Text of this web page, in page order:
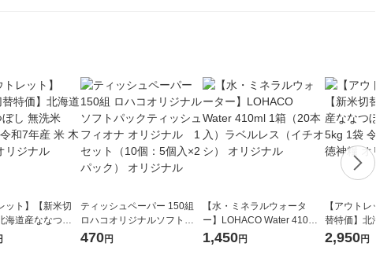
ット】【新米切
海道産ななつぼ
1袋 令和7年産
ティッシュペーパー 150組
ロハコオリジナルソフトパ
ックティッシュ フィオナ オ
470円
【水・ミネラルウォータ
ー】LOHACO Water 410ml
1箱（20本入）ラベルレス
1,450円
【アウトレッ
替特価】北海
し 精白米 5kg
2,950円